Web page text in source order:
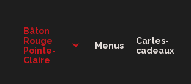
Bâton
Rouge
Pointe-
Claire
DU RESTAURANT
DE RESTAURANT
Menus
Cartes-
cadeaux